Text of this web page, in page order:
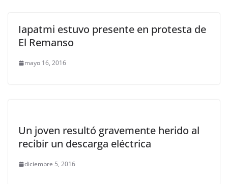
Iapatmi estuvo presente en protesta de
El Remanso
mayo 16, 2016
Un joven resultó gravemente herido al
recibir un descarga eléctrica
diciembre 5, 2016